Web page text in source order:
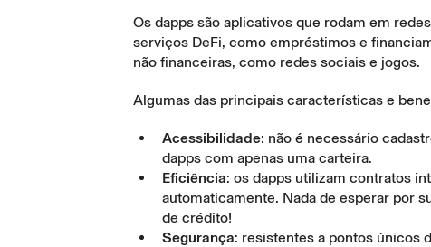
Os dapps são aplicativos que rodam em
serviços DeFi, como empréstimos e
não financeiras, como redes sociais e jogos.
Algumas das principais características e
Acessibilidade: não é necessário
dapps com apenas uma carteira.
Eficiência: os dapps utilizam contratos
automaticamente. Nada de esperar por
de crédito!
Segurança: resistentes a pontos únicos